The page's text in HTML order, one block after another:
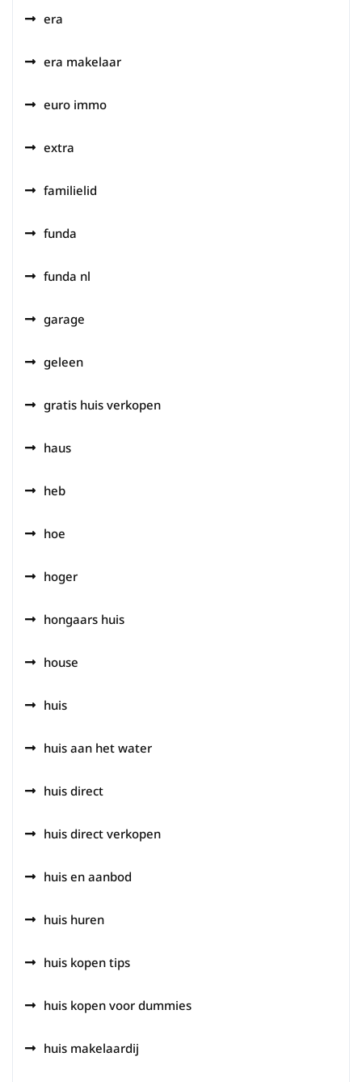
era
era makelaar
euro immo
extra
familielid
funda
funda nl
garage
geleen
gratis huis verkopen
haus
heb
hoe
hoger
hongaars huis
house
huis
huis aan het water
huis direct
huis direct verkopen
huis en aanbod
huis huren
huis kopen tips
huis kopen voor dummies
huis makelaardij